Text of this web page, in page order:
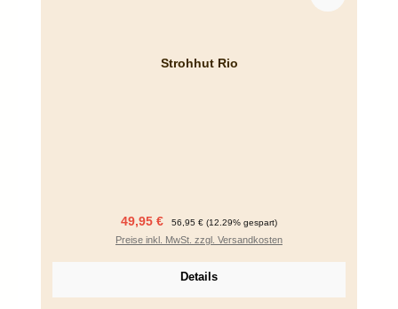
Strohhut Rio
Verkaufspreis:
49,95 € Regulärer Preis:
56,95 € (12.29% gespart)
Preise inkl. MwSt. zzgl. Versandkosten
Details